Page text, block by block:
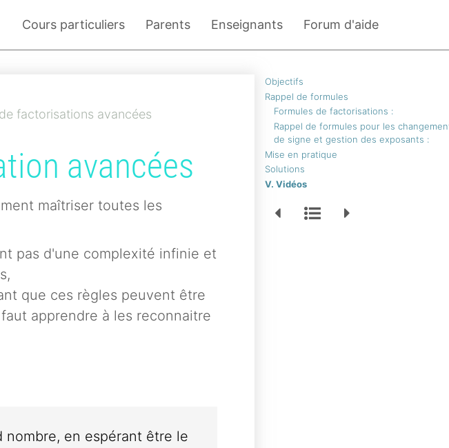
Cours particuliers Parents Enseignants Forum d'aide
Objectifs
Rappel de formules
Formules de factorisations :
Rappel de formules pour les
de signe et gestion des exposants :
Mise en pratique
Solutions
V. Vidéos
factorisations avancées
avancées
maîtriser toutes les
pas d'une complexité infinie et
que ces règles peuvent être
apprendre à les reconnaitre
en espérant être le